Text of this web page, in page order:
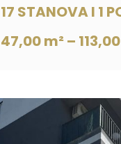
17 STANOVA I 1
47,00 m² –